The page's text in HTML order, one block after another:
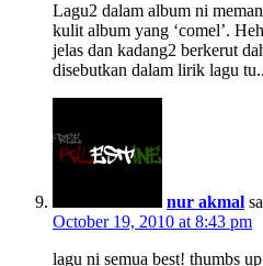
Lagu2 dalam album ni
kulit album yang ‘comel’.
jelas dan kadang2 berkerut
disebutkan dalam lirik lagu
nur akmal
October 19, 2010 at 8:43 pm
lagu ni semua best! thumbs